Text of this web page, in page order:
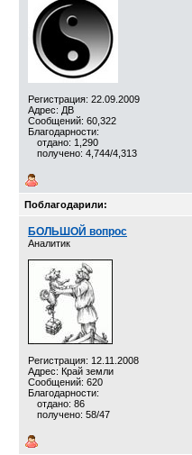
Регистрация: 22.09.2009
Адрес: ДВ
Сообщений: 60,322
Благодарности:
отдано: 1,290
получено: 4,744/4,313
Поблагодарили:
БОЛЬШОЙ вопрос
Аналитик
Регистрация: 12.11.2008
Адрес: Край земли
Сообщений: 620
Благодарности:
отдано: 86
получено: 58/47